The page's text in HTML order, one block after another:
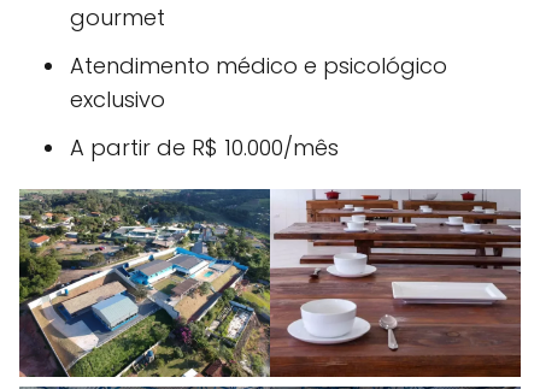
gourmet
Atendimento médico e psicológico
exclusivo
A partir de R$ 10.000/mês